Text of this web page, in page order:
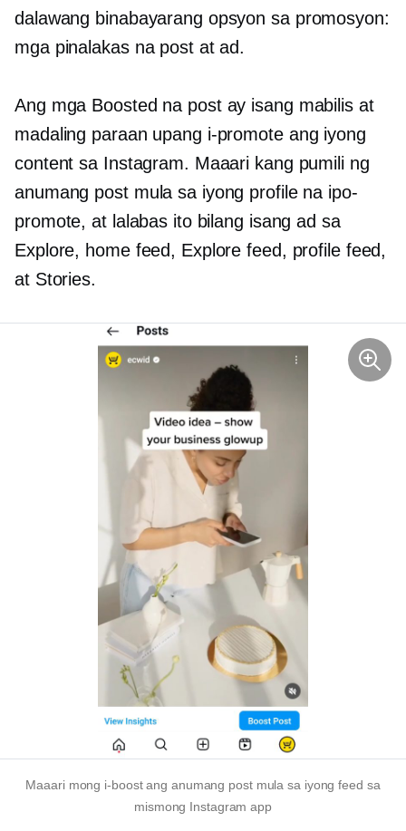
dalawang binabayarang opsyon sa promosyon:
mga pinalakas na post at ad.
Ang mga Boosted na post ay isang mabilis at
madaling paraan upang i-promote ang iyong
content sa Instagram. Maaari kang pumili ng
anumang post mula sa iyong profile na ipo-
promote, at lalabas ito bilang isang ad sa
Explore, home feed, Explore feed, profile feed,
at Stories.
Maaari mong i-boost ang anumang post mula sa iyong feed sa
mismong Instagram app